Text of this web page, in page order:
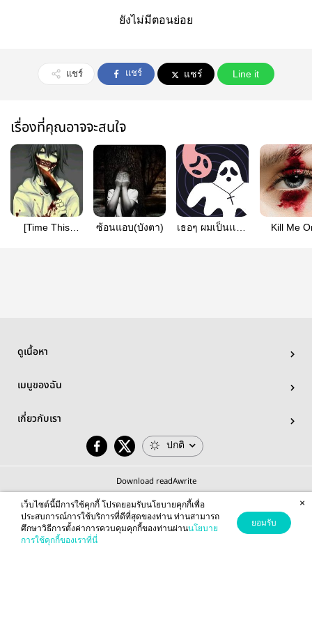
ยังไม่มีตอนย่อย
แชร์ แชร์ แชร์ Line it
เรื่องที่คุณอาจจะสนใจ
[Time This
ซ้อนแอบ(บังตา)
เธอๆ ผมเป็นเเค่ผี
Kill Me
ดูเนื้อหา
เมนูของฉัน
เกี่ยวกับเรา
ปกติ
Download readAwrite
© 2026 readAwrite.com by MEB Corporation Public Company Limited
This site is protected by reCAPTCHA and the Google
เว็บไซต์นี้มีการใช้คุกกี้ โปรดยอมรับนโยบายคุกกี้เพื่อ
ประสบการณ์การใช้บริการที่ดีที่สุดของท่าน ท่านสามารถ
ศึกษาวิธีการตั้งค่าการควบคุมคุกกี้ของท่านผ่านนโยบาย
การใช้คุกกี้ของเราที่นี่
ยอมรับ
×